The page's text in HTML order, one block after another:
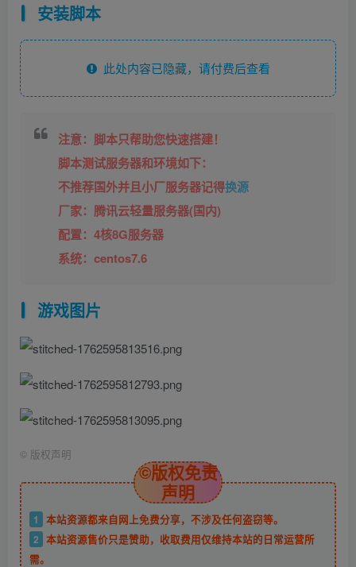
安装脚本
此处内容已隐藏，请付费后查看
注意：脚本只帮助您快速搭建！
脚本测试服务器和环境如下：
不推荐国外并且小厂服务器记得换源
厂家：腾讯云轻量服务器(国内)
配置：4核8G服务器
系统：centos7.6
游戏图片
© 版权声明
©版权免责
声明
1
本站资源都来自网上免费分享，不涉及任何盗窃等。
2 本站资源售价只是赞助，收取费用仅维持本站的日常运营所
需。